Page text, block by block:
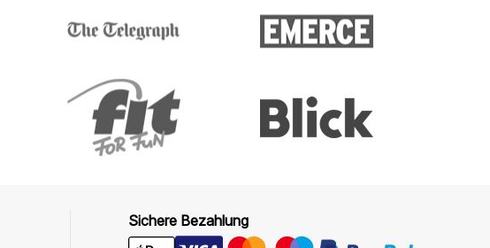
Sichere Bezahlung